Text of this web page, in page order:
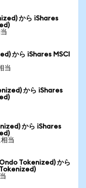
から iShares
から iShares MSCI
当
から iShares
から iShares
当
Tokenized) から